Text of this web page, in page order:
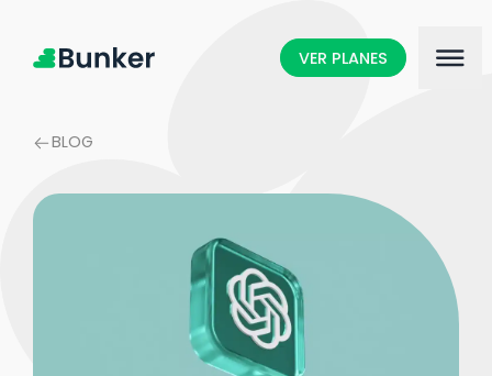
VER PLANES
BLOG